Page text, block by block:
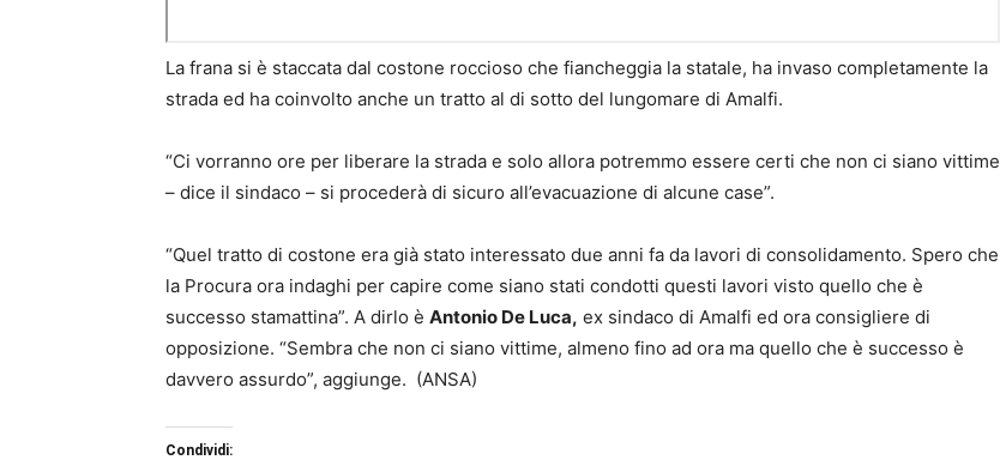
La frana si è staccata dal costone roccioso che fiancheggia la statale, ha invaso completamente la
strada ed ha coinvolto anche un tratto al di sotto del lungomare di Amalfi.
“Ci vorranno ore per liberare la strada e solo allora potremmo essere certi che non ci siano vittime
– dice il sindaco – si procederà di sicuro all’evacuazione di alcune case”.
“Quel tratto di costone era già stato interessato due anni fa da lavori di consolidamento. Spero che
la Procura ora indaghi per capire come siano stati condotti questi lavori visto quello che è
successo stamattina”. A dirlo è Antonio De Luca, ex sindaco di Amalfi ed ora consigliere di
opposizione. “Sembra che non ci siano vittime, almeno fino ad ora ma quello che è successo è
davvero assurdo”, aggiunge. (ANSA)
Condividi: